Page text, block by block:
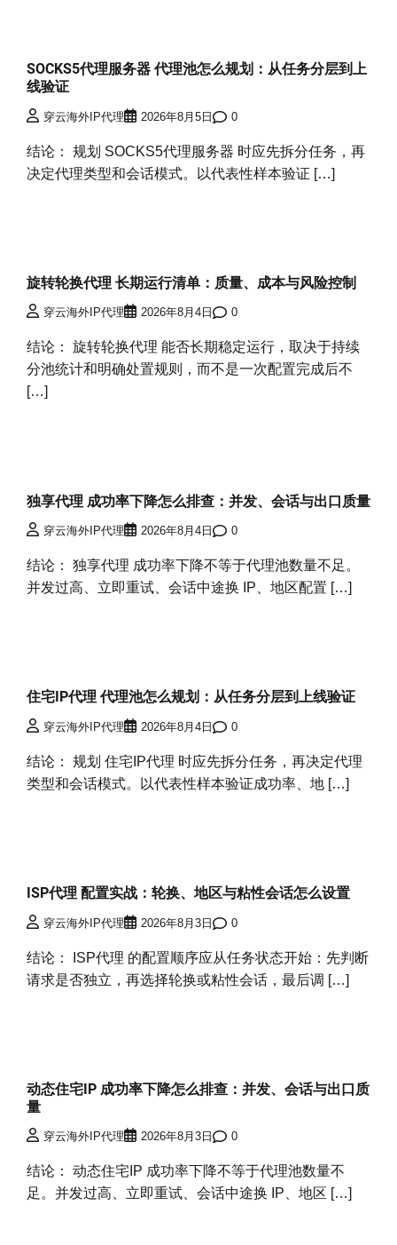
SOCKS5代理服务器 代理池怎么规划：从任务分层到上
线验证
穿云海外IP代理 2026年8月5日 0
结论： 规划 SOCKS5代理服务器 时应先拆分任务，再
决定代理类型和会话模式。以代表性样本验证 […]
旋转轮换代理 长期运行清单：质量、成本与风险控制
穿云海外IP代理 2026年8月4日 0
结论： 旋转轮换代理 能否长期稳定运行，取决于持续
分池统计和明确处置规则，而不是一次配置完成后不
[…]
独享代理 成功率下降怎么排查：并发、会话与出口质量
穿云海外IP代理 2026年8月4日 0
结论： 独享代理 成功率下降不等于代理池数量不足。
并发过高、立即重试、会话中途换 IP、地区配置 […]
住宅IP代理 代理池怎么规划：从任务分层到上线验证
穿云海外IP代理 2026年8月4日 0
结论： 规划 住宅IP代理 时应先拆分任务，再决定代理
类型和会话模式。以代表性样本验证成功率、地 […]
ISP代理 配置实战：轮换、地区与粘性会话怎么设置
穿云海外IP代理 2026年8月3日 0
结论： ISP代理 的配置顺序应从任务状态开始：先判断
请求是否独立，再选择轮换或粘性会话，最后调 […]
动态住宅IP 成功率下降怎么排查：并发、会话与出口质
量
穿云海外IP代理 2026年8月3日 0
结论： 动态住宅IP 成功率下降不等于代理池数量不
足。并发过高、立即重试、会话中途换 IP、地区 […]